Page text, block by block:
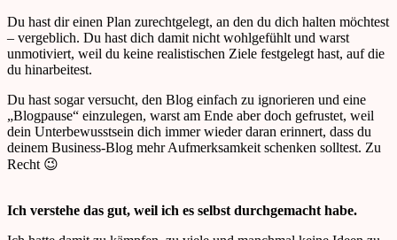
Du hast dir einen Plan zurechtgelegt, an den du dich halten möchtest
– vergeblich. Du hast dich damit nicht wohlgefühlt und warst
unmotiviert, weil du keine realistischen Ziele festgelegt hast, auf die
du hinarbeitest.
Du hast sogar versucht, den Blog einfach zu ignorieren und eine
„Blogpause“ einzulegen, warst am Ende aber doch gefrustet, weil
dein Unterbewusstsein dich immer wieder daran erinnert, dass du
deinem Business-Blog mehr Aufmerksamkeit schenken solltest. Zu
Recht 😉
Ich verstehe das gut, weil ich es selbst durchgemacht habe.